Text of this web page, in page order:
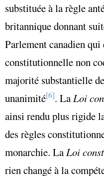
substituée à la règle
britannique donnant
Parlement canadien
constitutionnelle non
majorité substantielle
unanimité[6]. LaLoi
ainsi rendu plus rigide
des règles
monarchie. LaLoi
rien changé à la